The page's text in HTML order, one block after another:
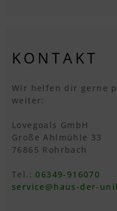
KONTAKT
Wir helfen dir gerne
weiter:
Lovegoals GmbH
Große Ahlmühle 33
76865 Rohrbach
Tel.:06349-916070
service@haus-der-